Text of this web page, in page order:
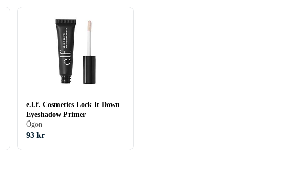
e.l.f. Cosmetics Lock It Down
Eyeshadow Primer
Ögon
93 kr